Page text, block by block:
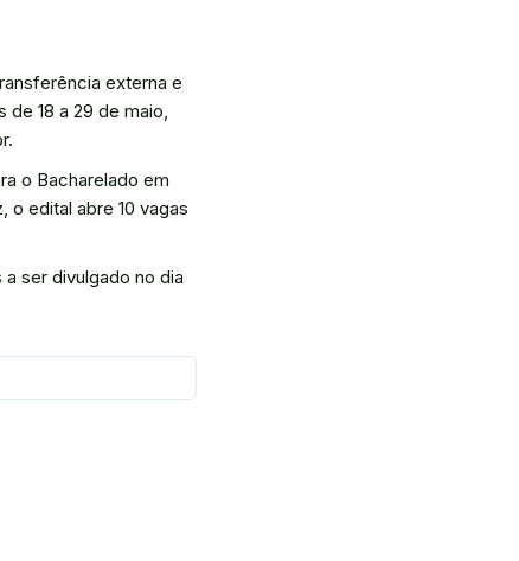
externa e
18 a 29 de maio,
o Bacharelado em
o edital abre 10 vagas
ser divulgado no dia